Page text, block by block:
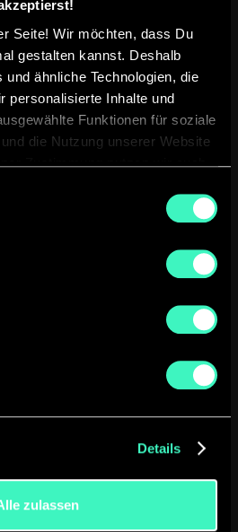
Seite! Wir möchten, dass Du
gestalten kannst. Deshalb
ähnliche Technologien, die
personalisierte Inhalte und
Funktionen für soziale
die Nutzung unserer Website
Zustimmung nutzen wir auch
und Inhalte. Du kannst Deine
oder ablehnen. Weitere
Details
zulassen
Methode
Geschäftsprozesse Schritt für
selbst viel Arbeit oder Zeit
musst.